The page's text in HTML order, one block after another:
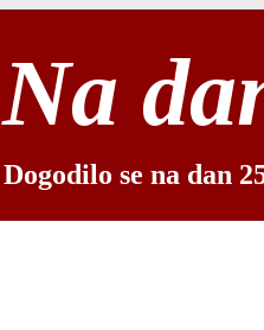
Na
Dogodilo se na dan